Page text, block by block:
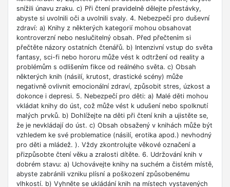
snížili únavu zraku. c) Při čtení pravidelně dělejte přestávky,
abyste si uvolnili oči a uvolnili svaly. 4. Nebezpečí pro duševní
zdraví: a) Knihy z některých kategorií mohou obsahovat
kontroverzní nebo neslučitelný obsah. Před přečtením si
přečtěte názory ostatních čtenářů. b) Intenzivní vstup do světa
fantasy, sci-fi nebo hororu může vést k odtržení od reality a
problémům s odlišením fikce od reálného světa. c) Obsah
některých knih (násilí, krutost, drastické scény) může
negativně ovlivnit emocionální zdraví, způsobit stres, úzkost a
dokonce i depresi. 5. Nebezpečí pro děti: a) Malé děti mohou
vkládat knihy do úst, což může vést k udušení nebo spolknutí
malých prvků. b) Dohlížejte na děti při čtení knih a ujistěte se,
že je nevkládají do úst. c) Obsah obsažený v knihách může být
vzhledem ke své problematice (násilí, erotika apod.) nevhodný
pro děti a mládež. ). Vždy zkontrolujte věkové označení a
přizpůsobte čtení věku a zralosti dítěte. 6. Udržování knih v
dobrém stavu: a) Uchovávejte knihy na suchém a čistém místě,
abyste zabránili vzniku plísní a poškození způsobenému
vlhkostí. b) Vyhněte se ukládání knih na místech vystavených